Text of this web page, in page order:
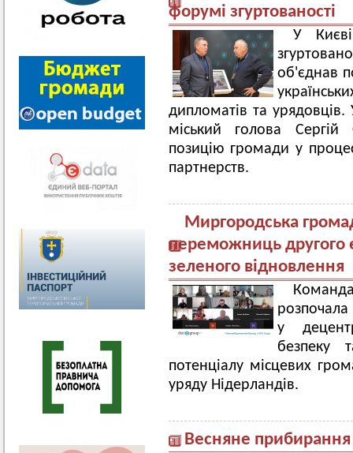
форумі згуртованості
У
об'єднав
дипломатів та урядовців.
міський голова Сергій
позицію громади у
партнерств.
Миргородська
переможниць другого
зеленого відновлення
розпочала
у
безпеку
потенціалу місцевих
уряду Нідерландів.
Весняне